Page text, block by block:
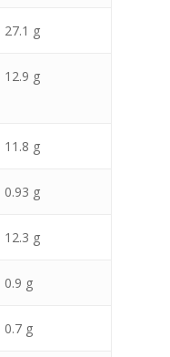
27.1 g
12.9 g
11.8 g
0.93 g
12.3 g
0.9 g
0.7 g